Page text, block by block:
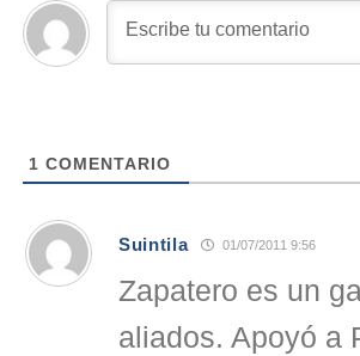
1 COMENTARIO
Suintila 01/07/2011 9:56
Zapatero es un
aliados. Apoyó a